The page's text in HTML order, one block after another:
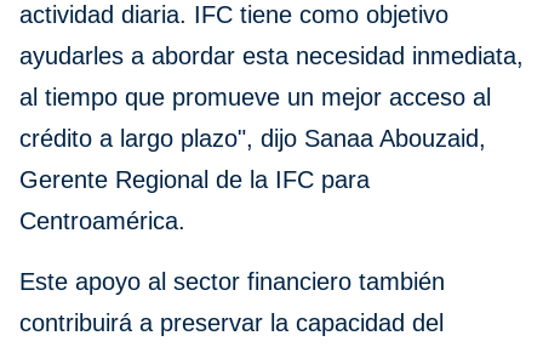
actividad diaria. IFC tiene como objetivo
ayudarles a abordar esta necesidad inmediata,
al tiempo que promueve un mejor acceso al
crédito a largo plazo", dijo Sanaa Abouzaid,
Gerente Regional de la IFC para
Centroamérica.
Este apoyo al sector financiero también
contribuirá a preservar la capacidad del